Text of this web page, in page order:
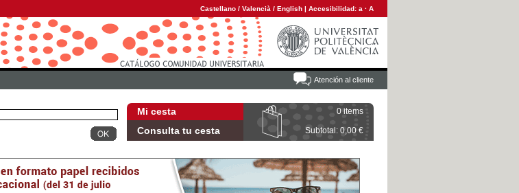
Castellano / Valencià / English | Accesibilidad: a · A
Atención al cliente
Mi cesta 0 items
Consulta tu cesta Subtotal: 0,00 €